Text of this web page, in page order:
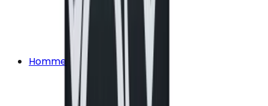
Homme